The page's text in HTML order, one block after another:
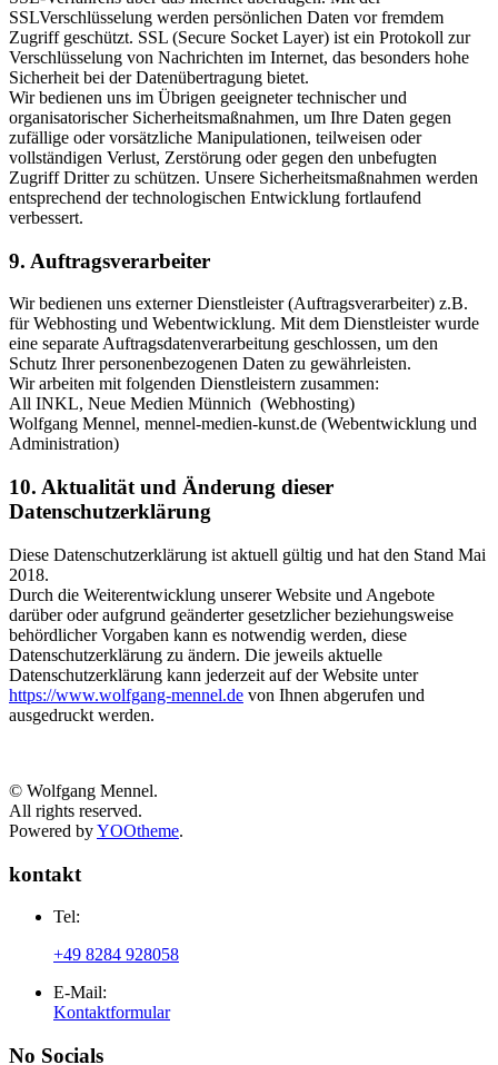
SSLVerschlüsselung werden persönlichen Daten vor fremdem
Zugriff geschützt. SSL (Secure Socket Layer) ist ein Protokoll zur
Verschlüsselung von Nachrichten im Internet, das besonders hohe
Sicherheit bei der Datenübertragung bietet.
Wir bedienen uns im Übrigen geeigneter technischer und
organisatorischer Sicherheitsmaßnahmen, um Ihre Daten gegen
zufällige oder vorsätzliche Manipulationen, teilweisen oder
vollständigen Verlust, Zerstörung oder gegen den unbefugten
Zugriff Dritter zu schützen. Unsere Sicherheitsmaßnahmen werden
entsprechend der technologischen Entwicklung fortlaufend
verbessert.
9. Auftragsverarbeiter
Wir bedienen uns externer Dienstleister (Auftragsverarbeiter) z.B.
für Webhosting und Webentwicklung. Mit dem Dienstleister wurde
eine separate Auftragsdatenverarbeitung geschlossen, um den
Schutz Ihrer personenbezogenen Daten zu gewährleisten.
Wir arbeiten mit folgenden Dienstleistern zusammen:
All INKL, Neue Medien Münnich (Webhosting)
Wolfgang Mennel, mennel-medien-kunst.de (Webentwicklung und
Administration)
10. Aktualität und Änderung dieser
Datenschutzerklärung
Diese Datenschutzerklärung ist aktuell gültig und hat den Stand Mai
2018.
Durch die Weiterentwicklung unserer Website und Angebote
darüber oder aufgrund geänderter gesetzlicher beziehungsweise
behördlicher Vorgaben kann es notwendig werden, diese
Datenschutzerklärung zu ändern. Die jeweils aktuelle
Datenschutzerklärung kann jederzeit auf der Website unter
https://www.wolfgang-mennel.de von Ihnen abgerufen und
ausgedruckt werden.
© Wolfgang Mennel.
All rights reserved.
Powered byYOOtheme.
kontakt
Tel:
+49 8284 928058
E-Mail:
Kontaktformular
No Socials